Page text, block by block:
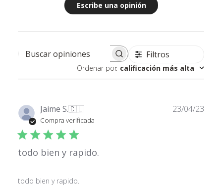
Escribe una opinión
Buscar opiniones Filtros
Ordenar por: calificación más alta
Jaime S.🇨🇱
Compra verificada
todo bien y rapido.
todo bien y rapido.
23/04/23